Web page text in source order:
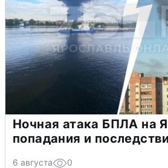
Ночная атака БПЛА на
попадания и
6 августа 0